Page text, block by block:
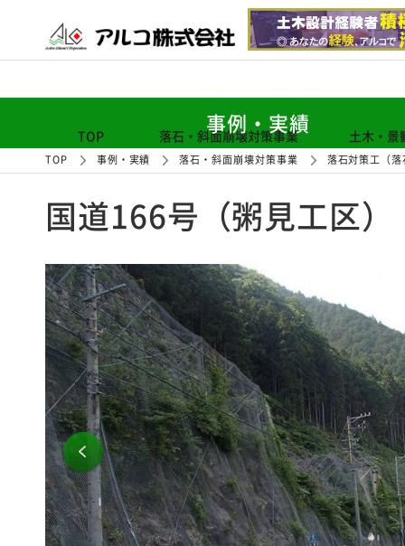
TOP 落石・斜面崩壊対策事業 土木・景
事例・実績
TOP 事例・実績 落石・斜面崩壊対策事業 落石対策工（
国道166号（粥見工区）